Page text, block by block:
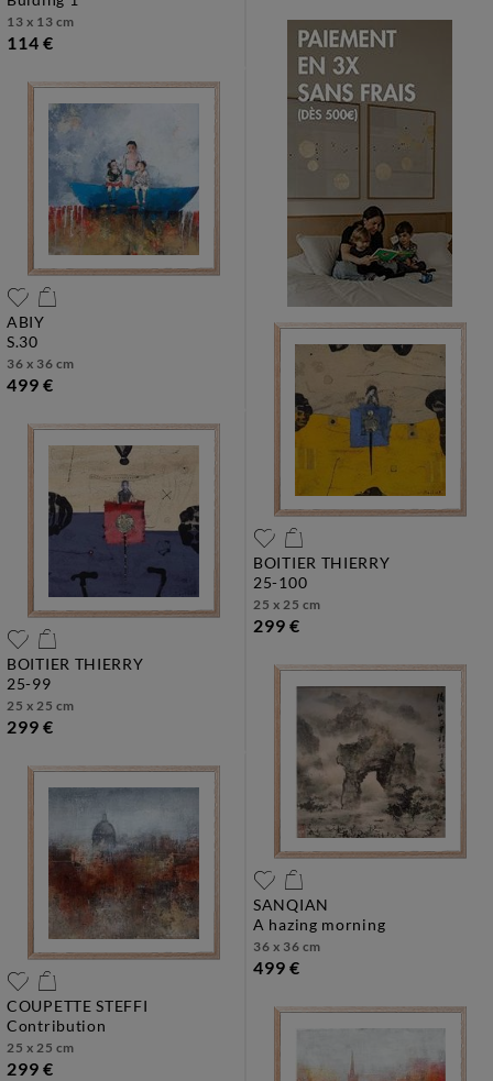
13 x 13 cm
114 €
ABIY
s.30
36 x 36 cm
499 €
BOITIER THIERRY
25-99
25 x 25 cm
299 €
BOITIER THIERRY
25-100
25 x 25 cm
299 €
COUPETTE STEFFI
contribution
25 x 25 cm
299 €
SANQIAN
a hazing morning
36 x 36 cm
499 €